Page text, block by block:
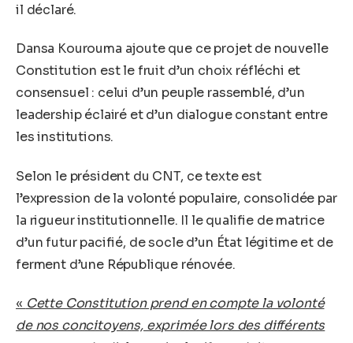
il déclaré.
Dansa Kourouma ajoute que ce projet de nouvelle
Constitution est le fruit d’un choix réfléchi et
consensuel : celui d’un peuple rassemblé, d’un
leadership éclairé et d’un dialogue constant entre
les institutions.
Selon le président du CNT, ce texte est
l’expression de la volonté populaire, consolidée par
la rigueur institutionnelle. Il le qualifie de matrice
d’un futur pacifié, de socle d’un État légitime et de
ferment d’une République rénovée.
« Cette Constitution prend en compte la volonté
de nos concitoyens, exprimée lors des différents